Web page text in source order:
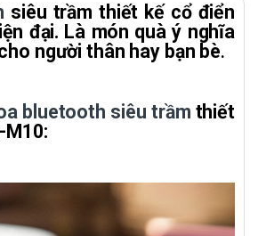
siêu trầm thiết kế cổ điển
đại. Là món quà ý nghĩa
người thân hay bạn bè.
bluetooth siêu trầm thiết
M10: